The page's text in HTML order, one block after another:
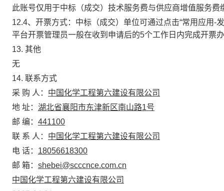
此账号仅用于中标（成交）技术服务费与供应商增值服务费
12.4、开票方式： 中标（成交）单位可通过点击“常用应用
平台开票管理员一般在收到申请后的5个工作日内完成开票
13. 其他
无
14. 联系方式
采 购 人： 中国化学工程第六建设有限公司
地 址： 湖北省襄阳市东津新区南山路1号
邮 编： 441100
联 系 人： 中国化学工程第六建设有限公司
电 话： 18056618300
邮 箱： shebei@scccnce.com.cn
中国化学工程第六建设有限公司